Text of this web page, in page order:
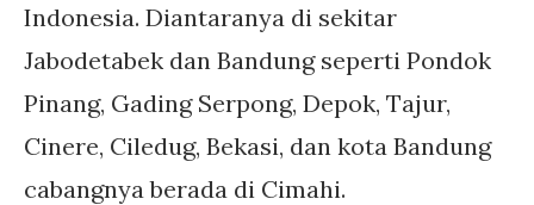
Indonesia. Diantaranya di sekitar
Jabodetabek dan Bandung seperti Pondok
Pinang, Gading Serpong, Depok, Tajur,
Cinere, Ciledug, Bekasi, dan kota Bandung
cabangnya berada di Cimahi.